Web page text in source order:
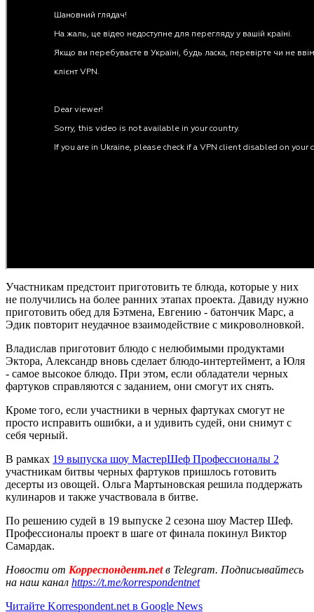
Участникам предстоит приготовить те блюда, которые у них
не получились на более ранних этапах проекта. Давиду нужно
приготовить обед для Бэтмена, Евгению - батончик Марс, а
Эдик повторит неудачное взаимодействие с микроволновкой.
Владислав приготовит блюдо с нелюбимыми продуктами
Эктора, Александр вновь сделает блюдо-интертеймент, а Юля
- самое высокое блюдо. При этом, если обладатели черных
фартуков справляются с заданием, они смогут их снять.
Кроме того, если участники в черных фартуках смогут не
просто исправить ошибки, а и удивить судей, они снимут с
себя черный.
В рамках 19 выпуска шоу МастерШеф Профессионалы 2
участникам битвы черных фартуков пришлось готовить
десерты из овощей. Ольга Мартыновская решила поддержать
кулинаров и также участвовала в битве.
По решению судей в 19 выпуске 2 сезона шоу Мастер Шеф.
Профессионалы проект в шаге от финала покинул Виктор
Самардак.
Новости от Корреспондент.netв Telegram. Подписывайтесь
на наш канал https://t.me/korrespondentnet
Читайте Korrespondent.net в Google News